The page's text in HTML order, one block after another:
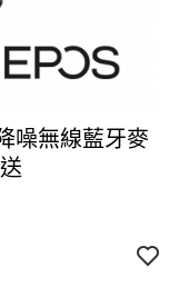
噪無線藍牙麥